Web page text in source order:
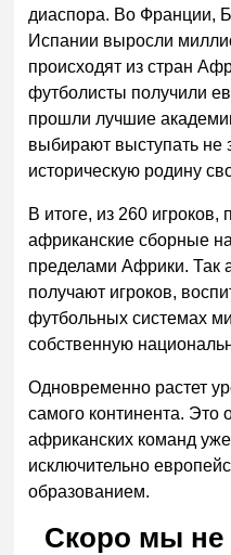
диаспора. Во Франции,
Испании выросли
происходят из стран
футболисты получили
прошли лучшие
выбирают выступать не
историческую родину
В итоге, из 260
африканские сборные
пределами Африки. Так
получают игроков,
футбольных системах
собственную
Одновременно растет
самого континента. Это
африканских команд
исключительно
образованием.
Скоро мы не